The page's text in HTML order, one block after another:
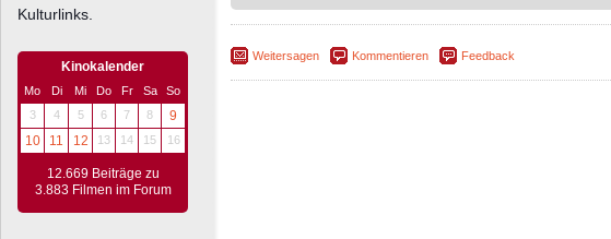
Kulturlinks.
Kinokalender
Mo Di Mi Do Fr Sa
So
3
4 5 6 7 8
9
10
11 12 13 14 15 16
12.669 Beiträge zu
3.883 Filmen im Forum
Weitersagen Kommentieren Feedback